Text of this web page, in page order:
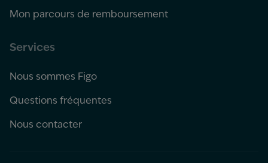
Mon parcours de remboursement
Services
Nous sommes Figo
Questions fréquentes
Nous contacter